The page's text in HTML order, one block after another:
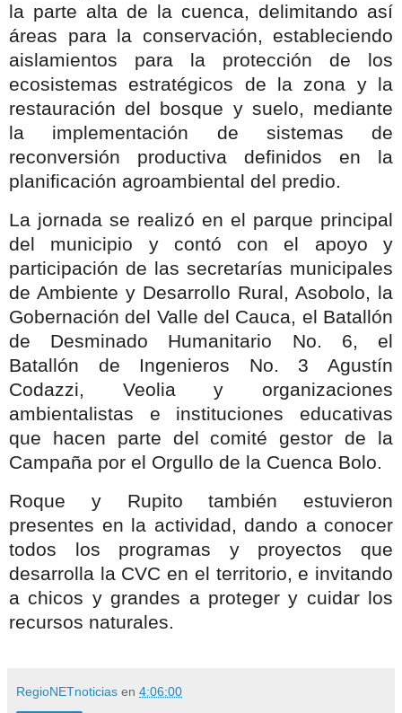
la parte alta de la cuenca, delimitando así
áreas para la conservación, estableciendo
aislamientos para la protección de los
ecosistemas estratégicos de la zona y la
restauración del bosque y suelo, mediante
la implementación de sistemas de
reconversión productiva definidos en la
planificación agroambiental del predio.
La jornada se realizó en el parque principal
del municipio y contó con el apoyo y
participación de las secretarías municipales
de Ambiente y Desarrollo Rural, Asobolo, la
Gobernación del Valle del Cauca, el Batallón
de Desminado Humanitario No. 6, el
Batallón de Ingenieros No. 3 Agustín
Codazzi, Veolia y organizaciones
ambientalistas e instituciones educativas
que hacen parte del comité gestor de la
Campaña por el Orgullo de la Cuenca Bolo.
Roque y Rupito también estuvieron
presentes en la actividad, dando a conocer
todos los programas y proyectos que
desarrolla la CVC en el territorio, e invitando
a chicos y grandes a proteger y cuidar los
recursos naturales.
RegioNETnoticias en 4:06:00